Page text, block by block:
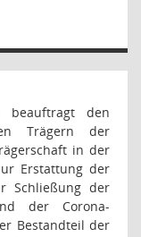
beauftragt den
Trägern der
in der
Erstattung der
Schließung der
der Corona-
Bestandteil der